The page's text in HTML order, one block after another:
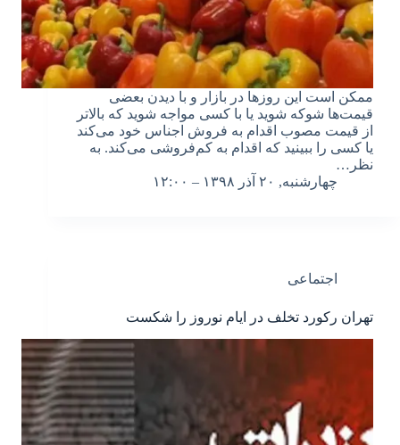
ممکن است این روزها در بازار و با دیدن بعضی
قیمت‌ها شوکه شوید یا با کسی مواجه شوید که بالاتر
از قیمت مصوب اقدام به فروش اجناس خود می‌کند
یا کسی را ببینید که اقدام به کم‌فروشی می‌کند. به
نظر…
چهارشنبه, ۲۰ آذر ۱۳۹۸ – ۱۲:۰۰
اجتماعی
تهران رکورد تخلف در ایام نوروز را شکست